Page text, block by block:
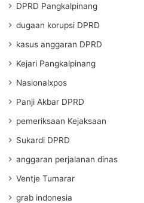
DPRD Pangkalpinang
dugaan korupsi DPRD
kasus anggaran DPRD
Kejari Pangkalpinang
Nasionalxpos
Panji Akbar DPRD
pemeriksaan Kejaksaan
Sukardi DPRD
anggaran perjalanan dinas
Ventje Tumarar
grab indonesia